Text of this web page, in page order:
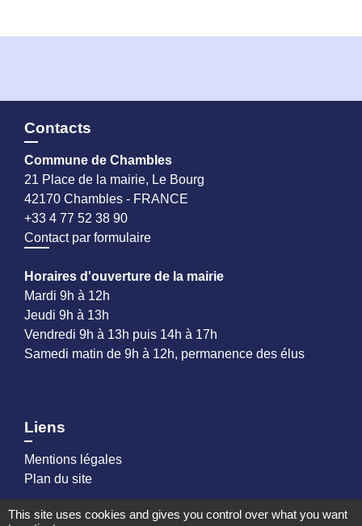
Contacts
Commune de Chambles
21 Place de la mairie, Le Bourg
42170 Chambles - FRANCE
+33 4 77 52 38 90
Contact par formulaire
Horaires d'ouverture de la mairie
Mardi 9h à 12h
Jeudi 9h à 13h
Vendredi 9h à 13h puis 14h à 17h
Samedi matin de 9h à 12h, permanence des élus
Liens
Mentions légales
Plan du site
This site uses cookies and gives you control over what you want